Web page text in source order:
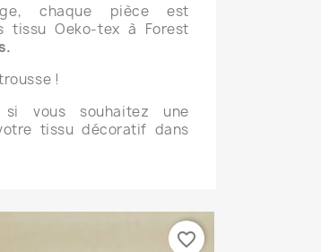
chaque pièce est
tissu Oeko-tex à Forest
!
vous souhaitez une
tissu décoratif dans
favorite_border